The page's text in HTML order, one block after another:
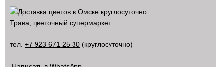
Трава, цветочный супермаркет
тел. +7 923 671 25 30 (круглосуточно)